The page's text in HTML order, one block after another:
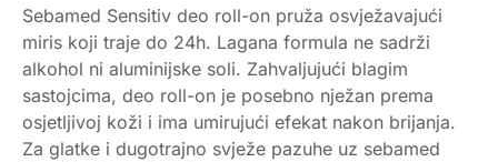
Sebamed Sensitiv deo roll-on pruža osvježavajući
miris koji traje do 24h. Lagana formula ne sadrži
alkohol ni aluminijske soli. Zahvaljujući blagim
sastojcima, deo roll-on je posebno nježan prema
osjetljivoj koži i ima umirujući efekat nakon brijanja.
Za glatke i dugotrajno svježe pazuhe uz sebamed